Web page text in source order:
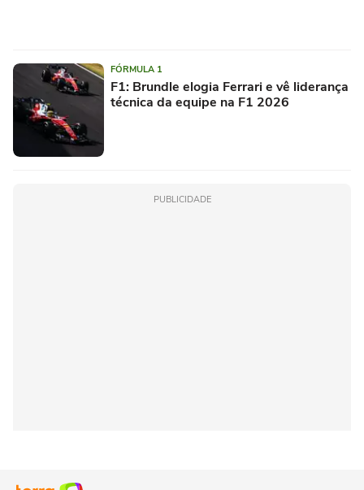
FÓRMULA 1
F1: Brundle elogia Ferrari e vê liderança
técnica da equipe na F1 2026
PUBLICIDADE